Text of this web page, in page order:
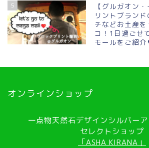
5
【グルガオン
リントブラン
チなどお土産
コ！1日過ごせ
モールをご紹
オンラインショップ
一点物天然石デザインシルバー
セレクトショップ
「ASHA KIRANA」